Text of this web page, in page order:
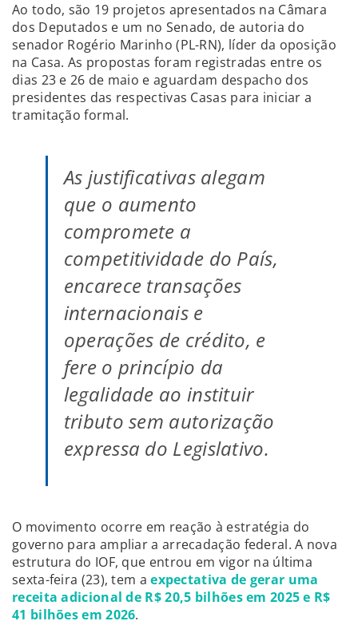
Ao todo, são 19 projetos apresentados na Câmara
dos Deputados e um no Senado, de autoria do
senador Rogério Marinho (PL-RN), líder da oposição
na Casa. As propostas foram registradas entre os
dias 23 e 26 de maio e aguardam despacho dos
presidentes das respectivas Casas para iniciar a
tramitação formal.
As justificativas alegam
que o aumento
compromete a
competitividade do País,
encarece transações
internacionais e
operações de crédito, e
fere o princípio da
legalidade ao instituir
tributo sem autorização
expressa do Legislativo.
O movimento ocorre em reação à estratégia do
governo para ampliar a arrecadação federal. A nova
estrutura do IOF, que entrou em vigor na última
sexta-feira (23), tem aexpectativa de gerar uma
receita adicional de R$ 20,5 bilhões em 2025 e R$
41 bilhões em 2026.